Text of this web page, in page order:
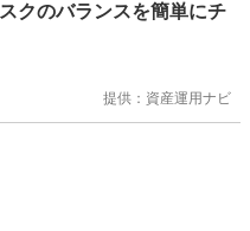
クのバランスを簡単にチ
提供：資産運用ナビ